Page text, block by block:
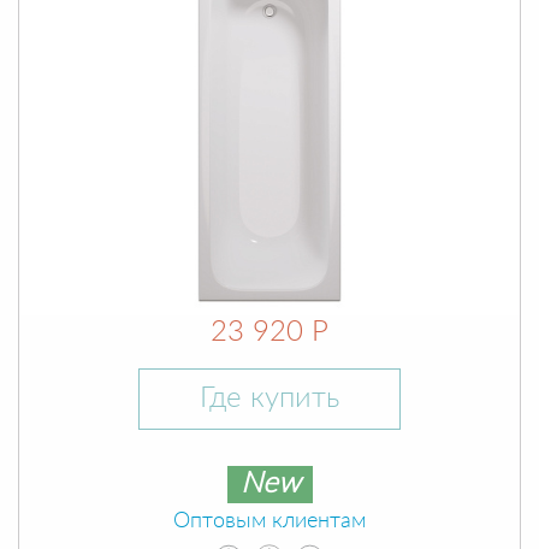
23 920 Р
Где купить
New
Оптовым клиентам